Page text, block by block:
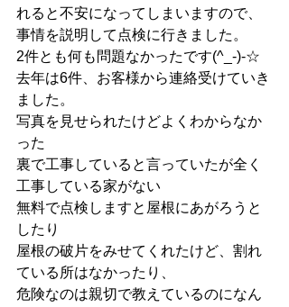
れると不安になってしまいますので、
事情を説明して点検に行きました。
2件とも何も問題なかったです(^_-)-☆
去年は6件、お客様から連絡受けていき
ました。
写真を見せられたけどよくわからなか
った
裏で工事していると言っていたが全く
工事している家がない
無料で点検しますと屋根にあがろうと
したり
屋根の破片をみせてくれたけど、割れ
ている所はなかったり、
危険なのは親切で教えているのになん